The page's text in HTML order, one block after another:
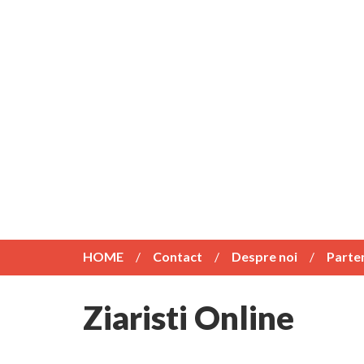
HOME Contact Despre noi
Ziaristi Online